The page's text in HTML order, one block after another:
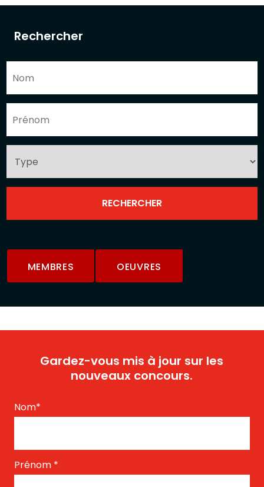
Rechercher
MEMBRES OEUVRES
Gardez-vous mis à jour sur les
nouveaux concours.
Nom*
Prénom *